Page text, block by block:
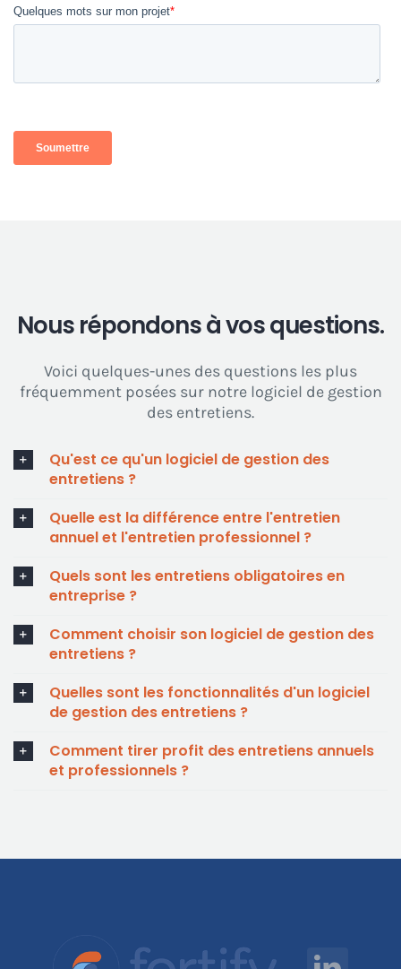
Nous répondons à vos questions.
Voici quelques-unes des questions les plus
fréquemment posées sur notre logiciel de gestion
des entretiens.
Qu'est ce qu'un logiciel de gestion des
entretiens ?
Quelle est la différence entre l'entretien
annuel et l'entretien professionnel ?
Quels sont les entretiens obligatoires en
entreprise ?
Comment choisir son logiciel de gestion des
entretiens ?
Quelles sont les fonctionnalités d'un logiciel
de gestion des entretiens ?
Comment tirer profit des entretiens annuels
et professionnels ?